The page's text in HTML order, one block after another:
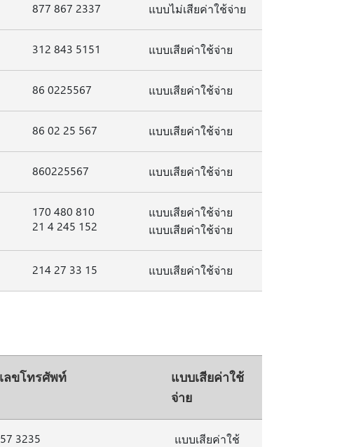
877 867 2337 แบบไม่เสียค่าใช้จ่าย
312 843 5151 แบบเสียค่าใช้จ่าย
86 0225567 แบบเสียค่าใช้จ่าย
86 02 25 567 แบบเสียค่าใช้จ่าย
860225567 แบบเสียค่าใช้จ่าย
170 480 810
21 4 245 152
แบบเสียค่าใช้จ่าย
แบบเสียค่าใช้จ่าย
214 27 33 15 แบบเสียค่าใช้จ่าย
ลขโทรศัพท์
แบบเสียค่าใช้
จ่าย
3235
แบบเสียค่าใช้